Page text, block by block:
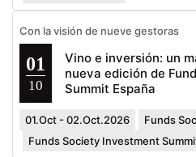
Con la visión de nueve gestoras
01
10
Vino e inversión: un
nueva edición de
Summit España
01.Oct - 02.Oct.2026
Funds
Funds Society Investment